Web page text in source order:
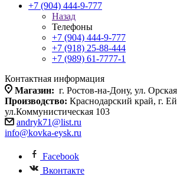
+7 (904) 444-9-777
Назад
Телефоны
+7 (904) 444-9-777
+7 (918) 25-88-444
+7 (989) 61-7777-1
Контактная информация
Магазин: г. Ростов-на-Дону, ул.
Производство: Краснодарский край, г.
ул.Коммунистическая 103
andryk71@list.ru
info@kovka-eysk.ru
Facebook
Вконтакте